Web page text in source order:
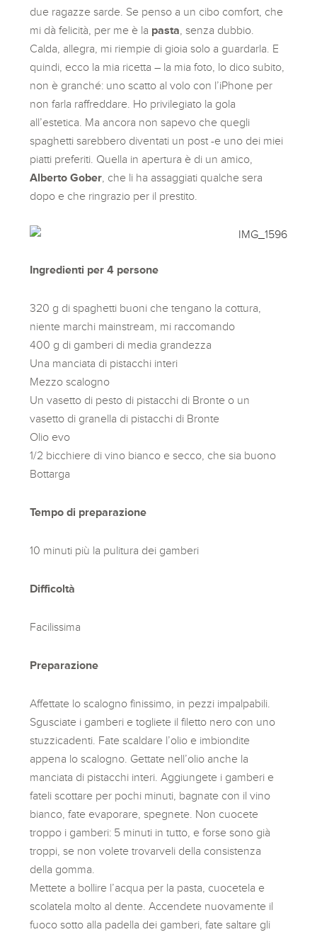
due ragazze sarde. Se penso a un cibo comfort, che
mi dà felicità, per me è la pasta , senza dubbio.
Calda, allegra, mi riempie di gioia solo a guardarla. E
quindi, ecco la mia ricetta – la mia foto, lo dico subito,
non è granché: uno scatto al volo con l’iPhone per
non farla raffreddare. Ho privilegiato la gola
all’estetica. Ma ancora non sapevo che quegli
spaghetti sarebbero diventati un post -e uno dei miei
piatti preferiti. Quella in apertura è di un amico,
Alberto Gober , che li ha assaggiati qualche sera
dopo e che ringrazio per il prestito.
Ingredienti per 4 persone
320 g di spaghetti buoni che tengano la cottura,
niente marchi mainstream, mi raccomando
400 g di gamberi di media grandezza
Una manciata di pistacchi interi
Mezzo scalogno
Un vasetto di pesto di pistacchi di Bronte o un
vasetto di granella di pistacchi di Bronte
Olio evo
1/2 bicchiere di vino bianco e secco, che sia buono
Bottarga
Tempo di preparazione
10 minuti più la pulitura dei gamberi
Difficoltà
Facilissima
Preparazione
Affettate lo scalogno finissimo, in pezzi impalpabili.
Sgusciate i gamberi e togliete il filetto nero con uno
stuzzicadenti. Fate scaldare l’olio e imbiondite
appena lo scalogno. Gettate nell’olio anche la
manciata di pistacchi interi. Aggiungete i gamberi e
fateli scottare per pochi minuti, bagnate con il vino
bianco, fate evaporare, spegnete. Non cuocete
troppo i gamberi: 5 minuti in tutto, e forse sono già
troppi, se non volete trovarveli della consistenza
della gomma.
Mettete a bollire l’acqua per la pasta, cuocetela e
scolatela molto al dente. Accendete nuovamente il
fuoco sotto alla padella dei gamberi, fate saltare gli